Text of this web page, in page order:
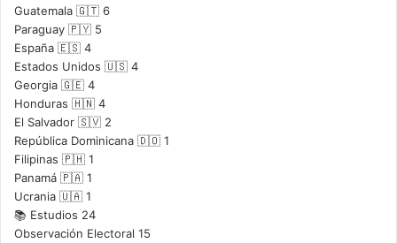
Guatemala 🇬🇹 6
Paraguay 🇵🇾 5
España 🇪🇸 4
Estados Unidos 🇺🇸 4
Georgia 🇬🇪 4
Honduras 🇭🇳 4
El Salvador 🇸🇻 2
República Dominicana 🇩🇴 1
Filipinas 🇵🇭 1
Panamá 🇵🇦 1
Ucrania 🇺🇦 1
📚 Estudios 24
Observación Electoral 15